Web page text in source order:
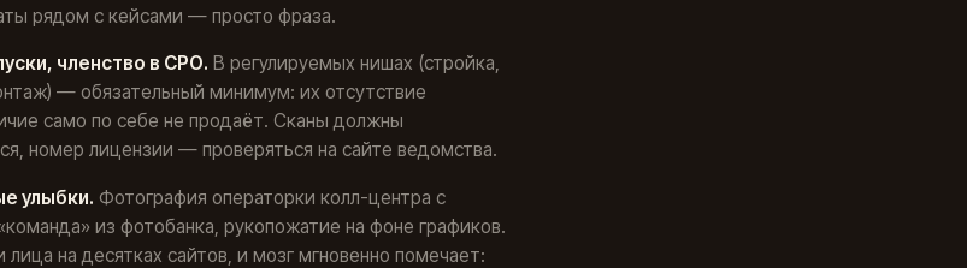
рядом с кейсами — просто фраза.
членство в СРО. В регулируемых нишах (стройка,
— обязательный минимум: их отсутствие
само по себе не продаёт. Сканы должны
номер лицензии — проверяться на сайте ведомства.
улыбки. Фотография операторки колл-центра с
из фотобанка, рукопожатие на фоне графиков.
на десятках сайтов, и мозг мгновенно помечает: